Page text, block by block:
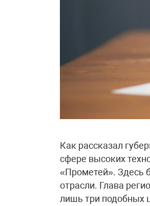
Как рассказал
сфере высоких
«Прометей». Здесь
отрасли. Глава
лишь три подобных